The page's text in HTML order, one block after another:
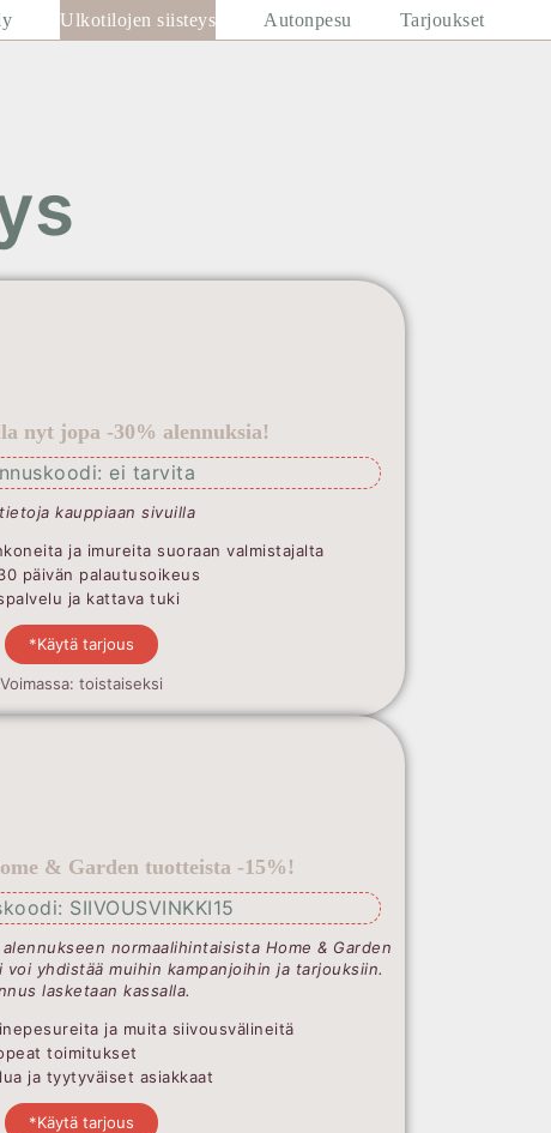
Ulkotilojen siisteys Autonpesu Tarjoukset
nyt jopa -30% alennuksia!
ei tarvita
kauppiaan sivuilla
ja imureita suoraan valmistajalta
päivän palautusoikeus
ja kattava tuki
*Käytä tarjous
Voimassa: toistaiseksi
& Garden tuotteista -15%!
SIIVOUSVINKKI15
normaalihintaisista Home & Garden
yhdistää muihin kampanjoihin ja tarjouksiin.
lasketaan kassalla.
ja muita siivousvälineitä
toimitukset
ja tyytyväiset asiakkaat
*Käytä tarjous